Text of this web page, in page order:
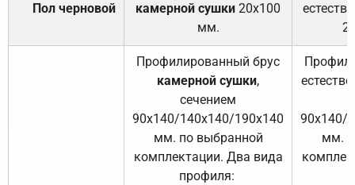
Пол черновой
камерной сушки 20х100
мм.
Профилированный брус
камерной сушки,
сечением
90х140/140х140/190х140
мм. по выбранной
комплектации. Два вида
профиля:
90х140/
мм.